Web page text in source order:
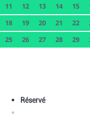
11
12 13 14 15
18
19 20 21 22
25
26 27 28 29
Réservé